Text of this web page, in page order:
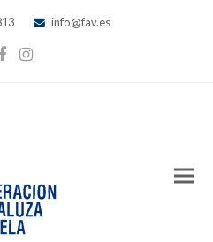
info@fav.es
Facebook
Instagram